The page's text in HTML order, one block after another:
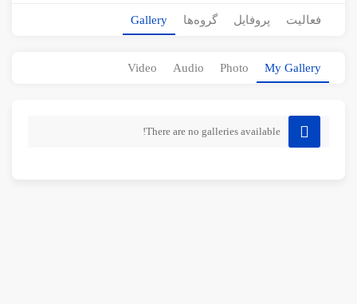
فعالیت پروفایل گروه‌ها Gallery
My Gallery
Photo
Audio
Video
There are no galleries available!